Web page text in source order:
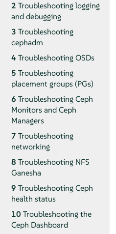
2 Troubleshooting logging
and debugging
3 Troubleshooting
cephadm
4 Troubleshooting OSDs
5 Troubleshooting
placement groups (PGs)
6 Troubleshooting Ceph
Monitors and Ceph
Managers
7 Troubleshooting
networking
8 Troubleshooting NFS
Ganesha
9 Troubleshooting Ceph
health status
10 Troubleshooting the
Ceph Dashboard